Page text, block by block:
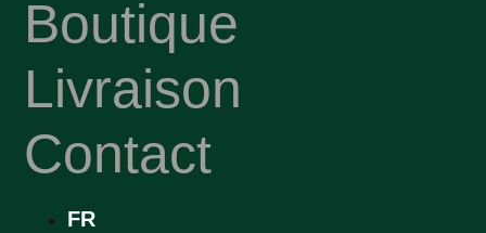
Boutique
Livraison
Contact
FR